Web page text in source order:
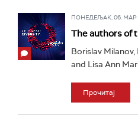
ПОНЕДЕЉАК, 06. МАР
The authors of
Borislav
and Lisa Ann
Прочитај